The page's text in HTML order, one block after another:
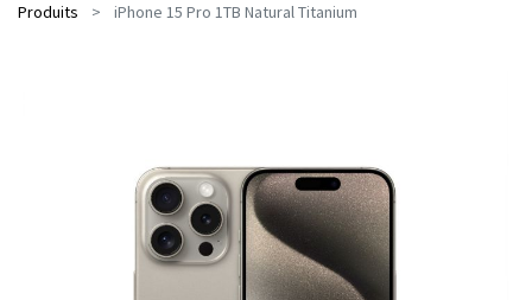
Produits iPhone 15 Pro 1TB Natural Titanium